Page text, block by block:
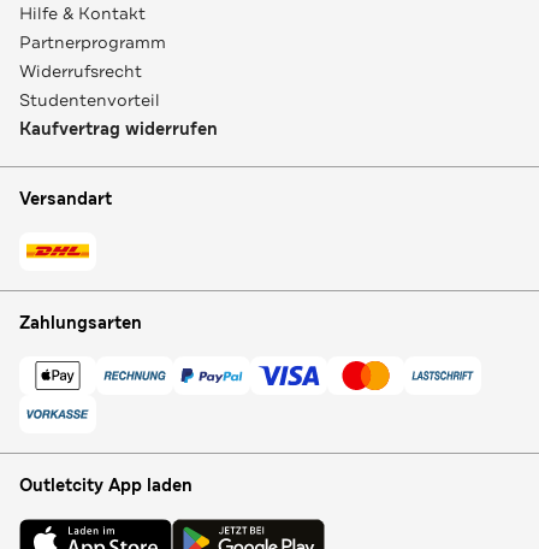
Hilfe & Kontakt
Partnerprogramm
Widerrufsrecht
Studentenvorteil
Kaufvertrag widerrufen
Versandart
Zahlungsarten
Outletcity App laden